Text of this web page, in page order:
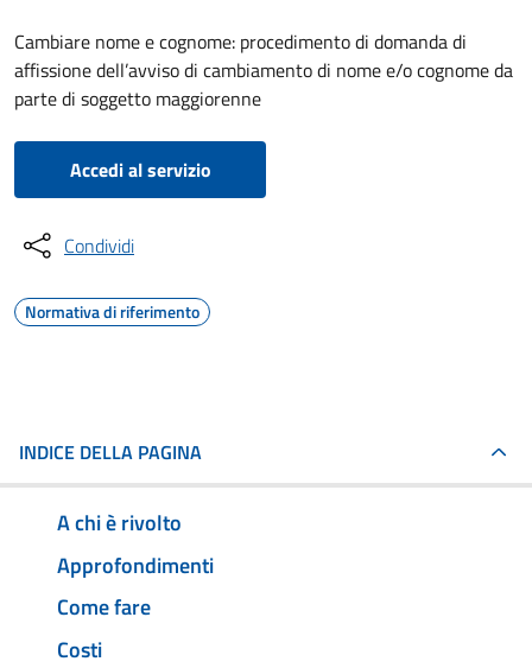
Cambiare nome e cognome: procedimento di domanda di
affissione dell’avviso di cambiamento di nome e/o cognome da
parte di soggetto maggiorenne
Accedi al servizio
Condividi
Normativa di riferimento
INDICE DELLA PAGINA
A chi è rivolto
Approfondimenti
Come fare
Costi